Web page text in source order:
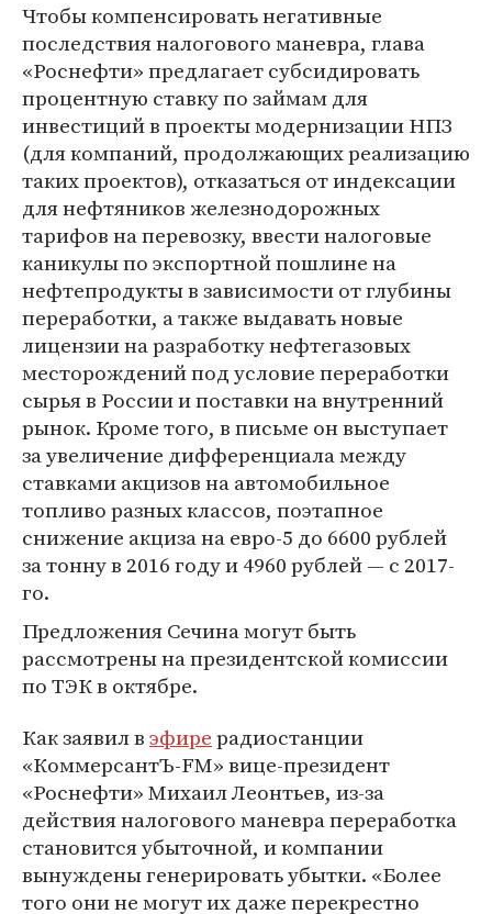
Чтобы компенсировать негативные
последствия налогового маневра, глава
«Роснефти» предлагает субсидировать
процентную ставку по займам для
инвестиций в проекты модернизации НПЗ
(для компаний, продолжающих реализацию
таких проектов), отказаться от индексации
для нефтяников железнодорожных
тарифов на перевозку, ввести налоговые
каникулы по экспортной пошлине на
нефтепродукты в зависимости от глубины
переработки, а также выдавать новые
лицензии на разработку нефтегазовых
месторождений под условие переработки
сырья в России и поставки на внутренний
рынок. Кроме того, в письме он выступает
за увеличение дифференциала между
ставками акцизов на автомобильное
топливо разных классов, поэтапное
снижение акциза на евро-5 до 6600 рублей
за тонну в 2016 году и 4960 рублей — с 2017-
го.
Предложения Сечина могут быть
рассмотрены на президентской комиссии
по ТЭК в октябре.
Как заявил вэфирерадиостанции
«КоммерсантЪ-FM» вице-президент
«Роснефти» Михаил Леонтьев, из-за
действия налогового маневра переработка
становится убыточной, и компании
вынуждены генерировать убытки. «Более
того они не могут их даже перекрестно